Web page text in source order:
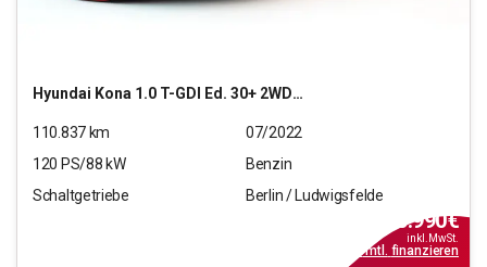
Hyundai Kona 1.0 T-GDI Ed. 30+ 2WD (EURO 6d)
110.837km
07/2022
120 PS/88 kW
Benzin
Schaltgetriebe
Berlin / Ludwigsfelde
16.990€
inkl.MwSt.
219€mtl. finanzieren